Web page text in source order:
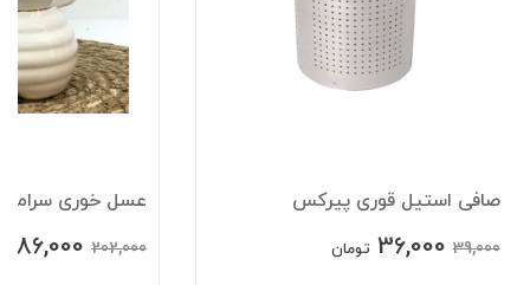
صافی استیل قوری پیرکس
39,000
36,000 تومان
عسل خوری
202,000
186,000